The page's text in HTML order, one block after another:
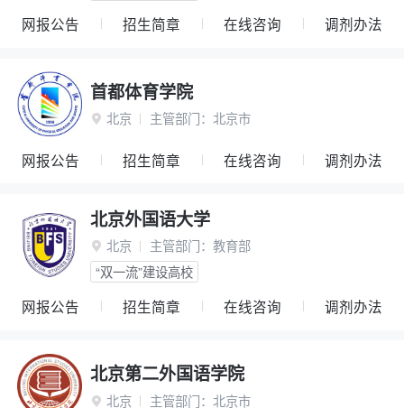
网报公告 招生简章 在线咨询 调剂办法
首都体育学院
 北京 主管部门： 北京市
网报公告 招生简章 在线咨询 调剂办法
北京外国语大学
 北京 主管部门： 教育部
“双一流”建设高校
网报公告 招生简章 在线咨询 调剂办法
北京第二外国语学院
 北京 主管部门： 北京市